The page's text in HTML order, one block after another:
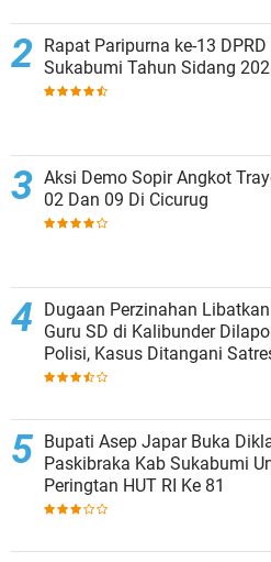
Rapat Paripurna ke-13
Sukabumi Tahun Sidang
Aksi Demo Sopir Angkot
02 Dan 09 Di Cicurug
Dugaan Perzinahan
Guru SD di Kalibunder
Polisi, Kasus Ditangani
Polres Sukabumi
Bupati Asep Japar Buka
Paskibraka Kab Sukabumi
Peringtan HUT RI Ke 81